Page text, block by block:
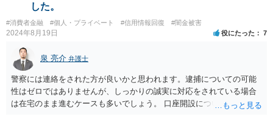
した。
#消費者金融 #個人・プライベート #信用情報回復 #闇金被害
2024年8月19日 役にたった 7
泉 亮介 弁護士
警察には連絡をされた方が良いかと思われます。逮捕についての可能
性はゼロではありませんが、しっかりの誠実に対応をされている場合
は在宅のまま進むケースも多いでしょう。 口座開設については銀行等